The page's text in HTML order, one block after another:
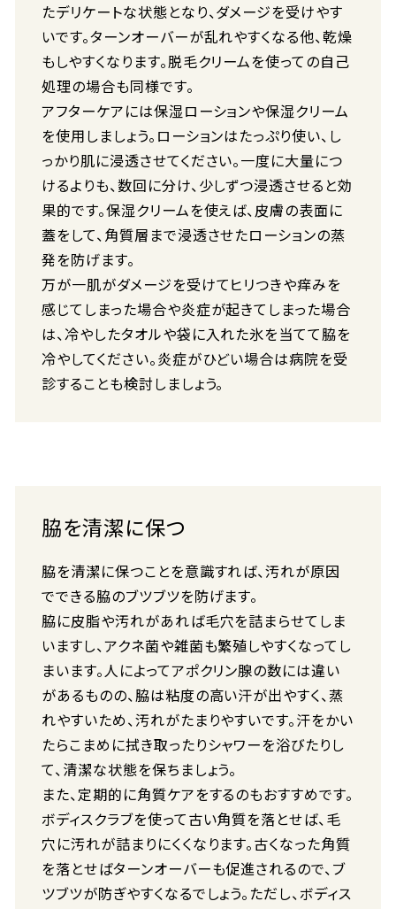
たデリケートな状態となり、ダメージを受けやす
いです。ターンオーバーが乱れやすくなる他、乾燥
もしやすくなります。脱毛クリームを使っての自己
処理の場合も同様です。
アフターケアには保湿ローションや保湿クリーム
を使用しましょう。ローションはたっぷり使い、し
っかり肌に浸透させてください。一度に大量につ
けるよりも、数回に分け、少しずつ浸透させると効
果的です。保湿クリームを使えば、皮膚の表面に
蓋をして、角質層まで浸透させたローションの蒸
発を防げます。
万が一肌がダメージを受けてヒリつきや痒みを
感じてしまった場合や炎症が起きてしまった場合
は、冷やしたタオルや袋に入れた氷を当てて脇を
冷やしてください。炎症がひどい場合は病院を受
診することも検討しましょう。
脇を清潔に保つ
脇を清潔に保つことを意識すれば、汚れが原因
でできる脇のブツブツを防げます。
脇に皮脂や汚れがあれば毛穴を詰まらせてしま
いますし、アクネ菌や雑菌も繁殖しやすくなってし
まいます。人によってアポクリン腺の数には違い
があるものの、脇は粘度の高い汗が出やすく、蒸
れやすいため、汚れがたまりやすいです。汗をかい
たらこまめに拭き取ったりシャワーを浴びたりし
て、清潔な状態を保ちましょう。
また、定期的に角質ケアをするのもおすすめです。
ボディスクラブを使って古い角質を落とせば、毛
穴に汚れが詰まりにくくなります。古くなった角質
を落とせばターンオーバーも促進されるので、ブ
ツブツが防ぎやすくなるでしょう。ただし、ボディス